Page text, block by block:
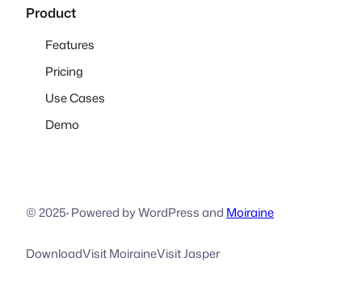
Product
Features
Pricing
Use Cases
Demo
© 2025·Powered by WordPress and Moiraine
DownloadVisit MoiraineVisit Jasper